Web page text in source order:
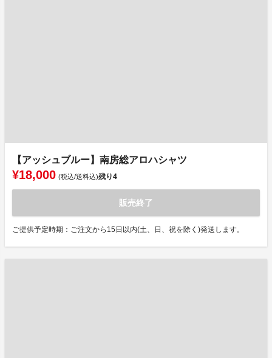
【アッシュブルー】南房総アロハシャツ
¥18,000 (税込/送料込)残り4
販売終了
ご提供予定時期：ご注文から15日以内(土、日、祝を除く)発送します。